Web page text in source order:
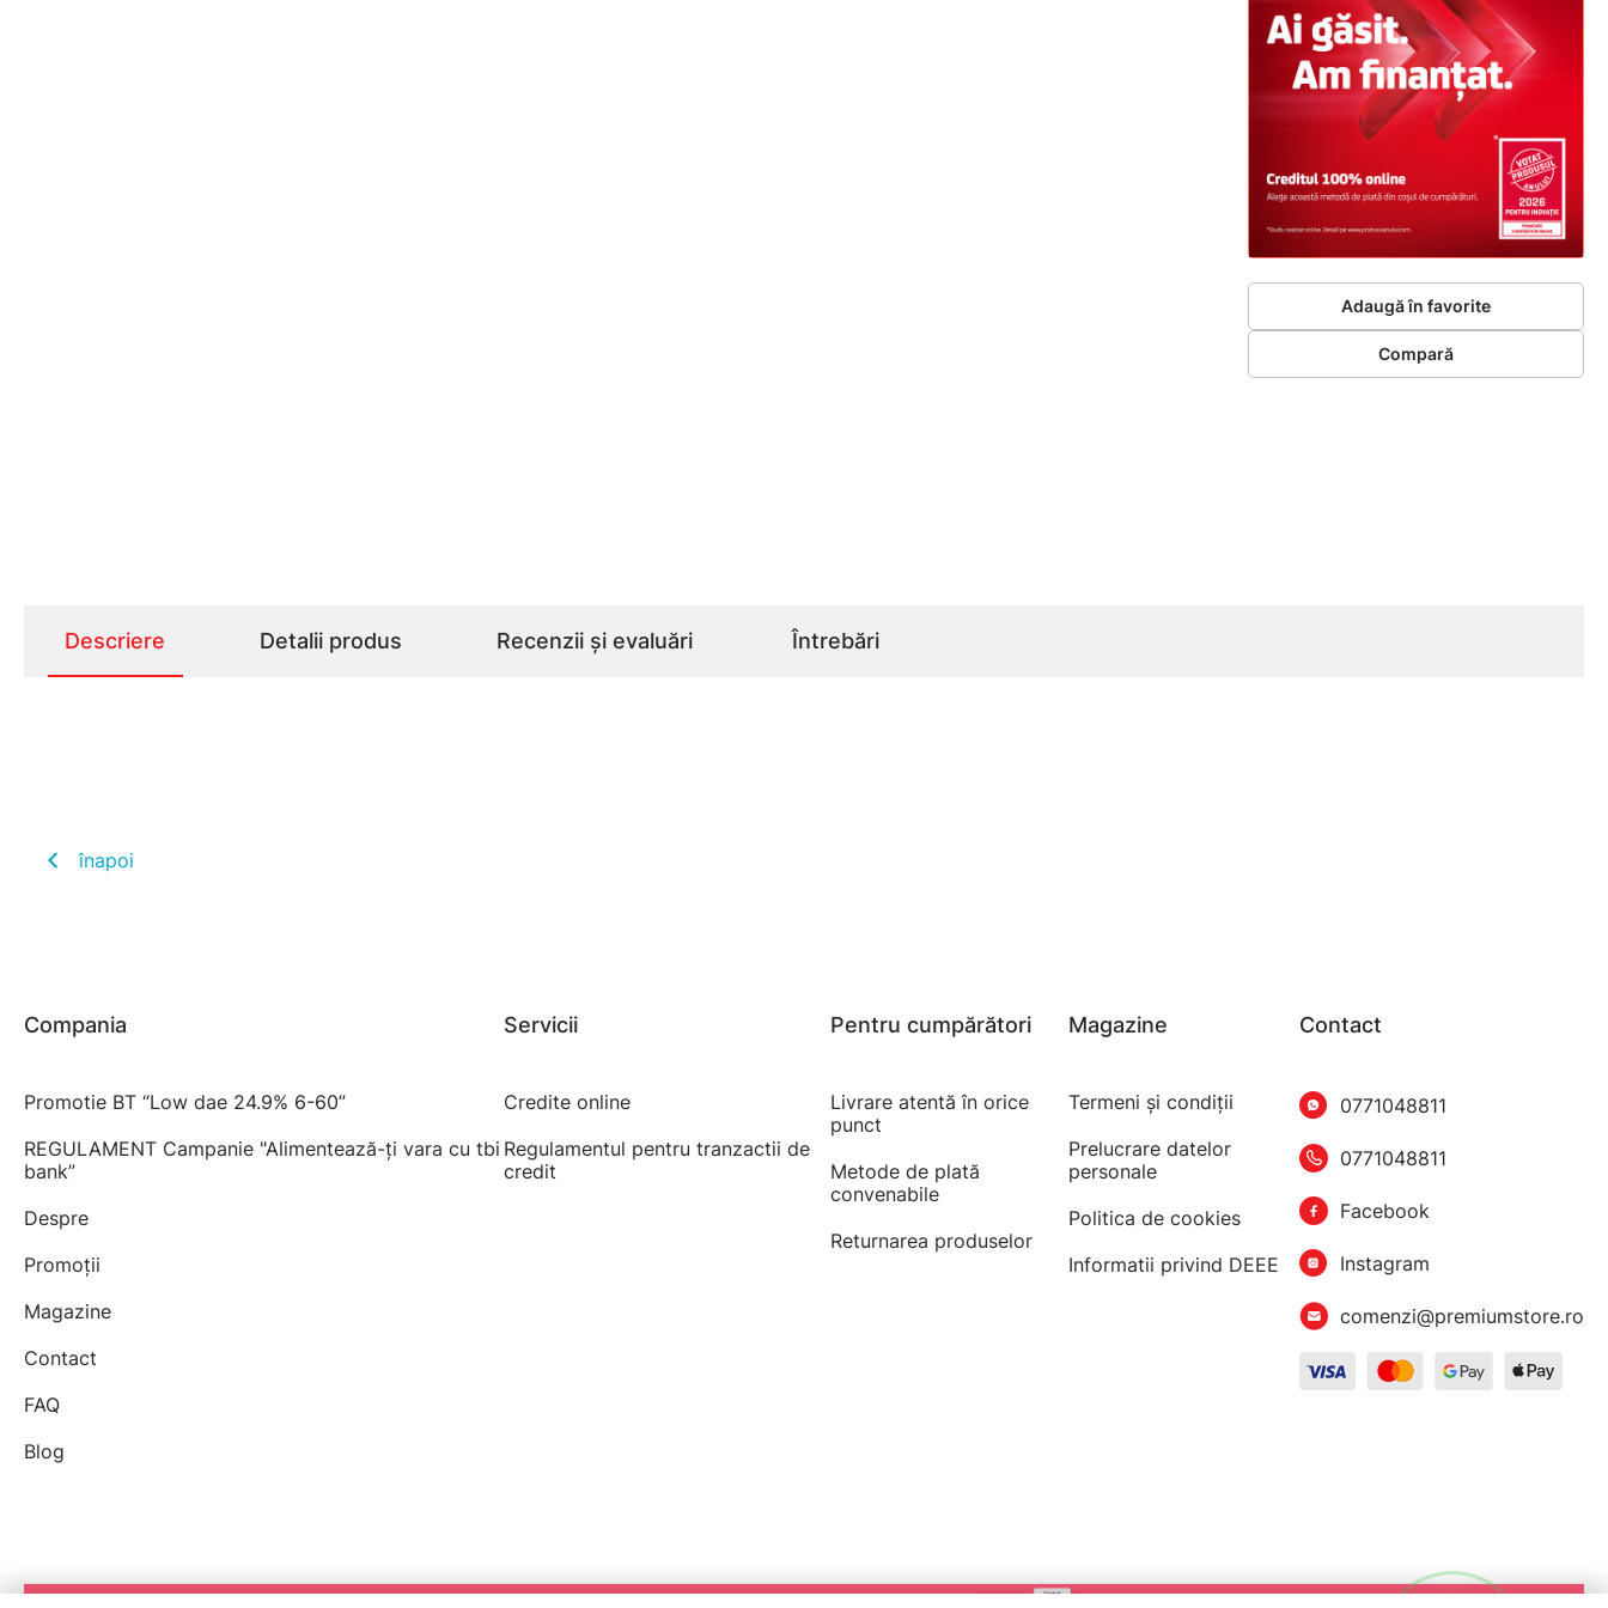
Adaugă în favorite
Compară
Descriere Detalii produs Recenzii și evaluări Întrebări
înapoi
Compania
Promotie BT “Low dae 24.9% 6-60”
REGULAMENT Campanie "Alimentează-ți vara cu tbi
bank”
Despre
Promoții
Magazine
Contact
FAQ
Blog
Servicii
Credite online
Regulamentul pentru tranzactii de
credit
Pentru cumpărători
Livrare atentă în orice
punct
Metode de plată
convenabile
Returnarea produselor
Magazine
Termeni şi condiţii
Prelucrare datelor
personale
Politica de cookies
Informatii privind DEEE
Contact
0771048811
0771048811
Facebook
Instagram
comenzi@premiumstore.ro